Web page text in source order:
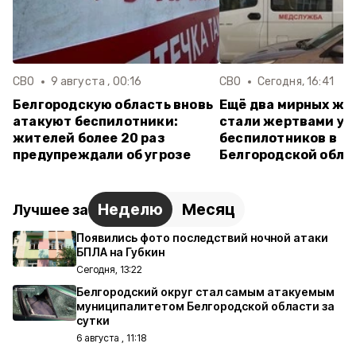
СВО 9 августа , 00:16
Белгородскую область вновь
атакуют беспилотники:
жителей более 20 раз
предупреждали об угрозе
СВО Сегодня, 16:41
Ещё два мирных
стали жертвами
беспилотников в
Белгородской
Лучшее за Неделю Месяц
Появились фото последствий ночной атаки
БПЛА на Губкин
Сегодня, 13:22
Белгородский округ стал самым атакуемым
муниципалитетом Белгородской области за
сутки
6 августа , 11:18